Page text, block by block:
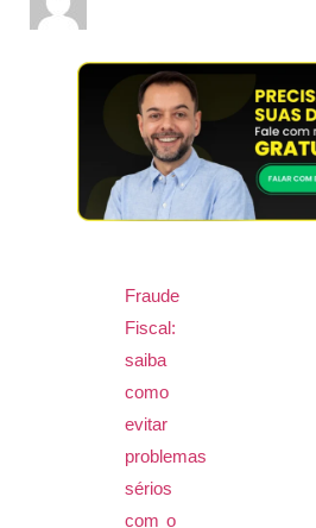
Fraude
Fiscal:
saiba
como
evitar
problemas
sérios
com o